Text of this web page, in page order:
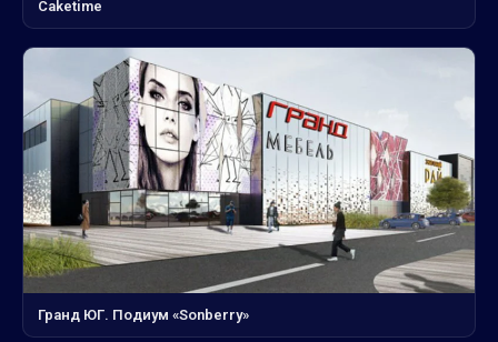
Caketime
Гранд ЮГ. Подиум «Sonberry»